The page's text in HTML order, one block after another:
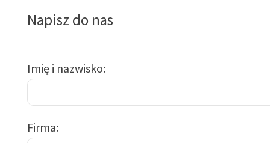
Napisz do nas
Imię i nazwisko
Firma